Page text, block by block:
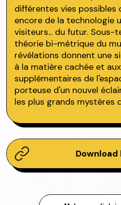
différentes vies possibles
encore de la technologie
visiteurs... du futur. Sous-
théorie bi-métrique du
révélations donnent une
à la matière cachée et
supplémentaires de
porteuse d'un nouvel
les plus grands mystères
Download